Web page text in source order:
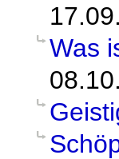
Was